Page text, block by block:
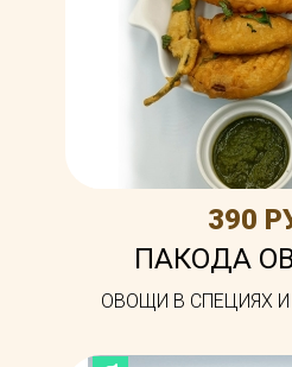
390
ПАКОДА
ОВОЩИ В СПЕЦИЯХ И